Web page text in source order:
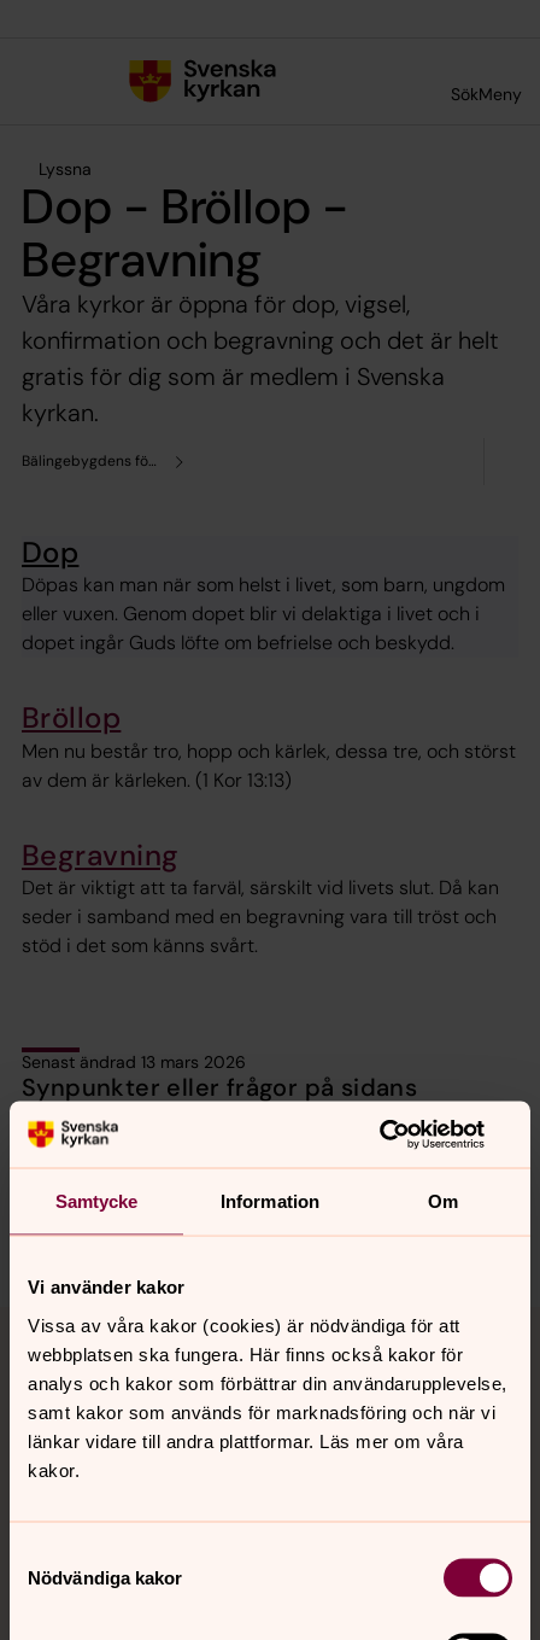
Samtycke Information Om
Vi använder kakor
Vissa av våra kakor (cookies) är nödvändiga för att
webbplatsen ska fungera. Här finns också kakor för
analys och kakor som förbättrar din användarupplevelse,
samt kakor som används för marknadsföring och när vi
länkar vidare till andra plattformar. Läs mer om våra
kakor.
Nödvändiga kakor
SökMeny
Bälingebygdens församling
Lyssna
Dop - Bröllop -
Begravning
Våra kyrkor är öppna för dop, vigsel,
konfirmation och begravning och det är helt
gratis för dig som är medlem i Svenska
kyrkan.
Dop
Döpas kan man när som helst i livet, som barn, ungdom
eller vuxen. Genom dopet blir vi delaktiga i livet och i
dopet ingår Guds löfte om befrielse och beskydd.
Bröllop
Men nu består tro, hopp och kärlek, dessa tre, och störst
av dem är kärleken. (1 Kor 13:13)
Begravning
Det är viktigt att ta farväl, särskilt vid livets slut. Då kan
seder i samband med en begravning vara till tröst och
stöd i det som känns svårt.
Senast ändrad 13 mars 2026
Synpunkter eller frågor på sidans
innehåll?
balingebygdens.forsamling@svenskakyrkan.se
Dela
Tillbaka till toppen
Tillbaka till innehållet
Kontakt
Kalender